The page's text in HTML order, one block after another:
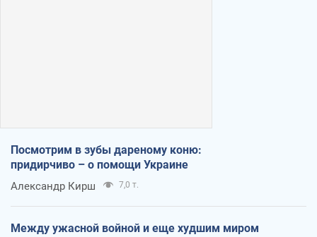
Посмотрим в зубы дареному коню:
придирчиво – о помощи Украине
Александр Кирш 7,0 т.
Между ужасной войной и еще худшим миром